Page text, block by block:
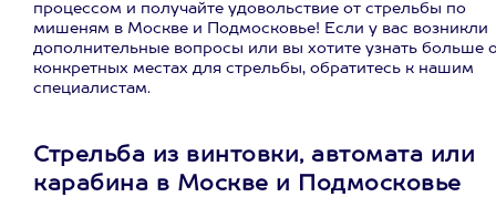
процессом и получайте удовольствие от стрельбы по
мишеням в Москве и Подмосковье! Если у вас возникли
дополнительные вопросы или вы хотите узнать больше
конкретных местах для стрельбы, обратитесь к нашим
специалистам.
Стрельба из винтовки, автомата или
карабина в Москве и Подмосковье